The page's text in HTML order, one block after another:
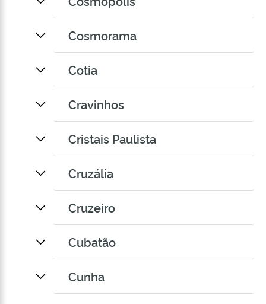
Cosmorama
Cotia
Cravinhos
Cristais Paulista
Cruzália
Cruzeiro
Cubatão
Cunha